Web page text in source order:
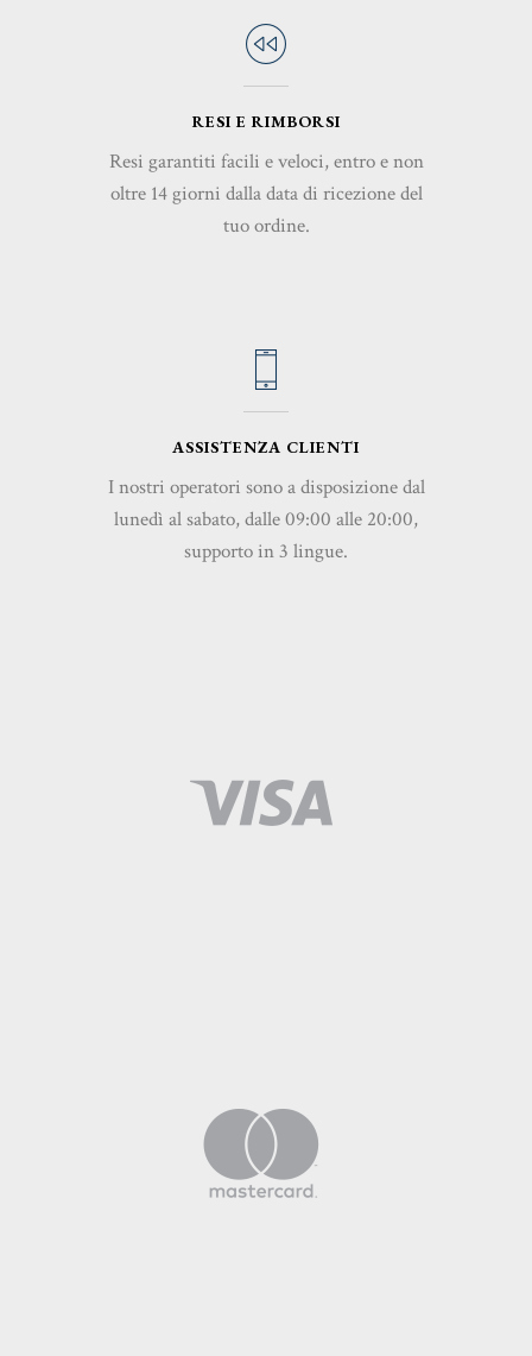
RESI E RIMBORSI
Resi garantiti facili e veloci, entro e non
oltre 14 giorni dalla data di ricezione del
tuo ordine.
ASSISTENZA CLIENTI
I nostri operatori sono a disposizione dal
lunedì al sabato, dalle 09:00 alle 20:00,
supporto in 3 lingue.